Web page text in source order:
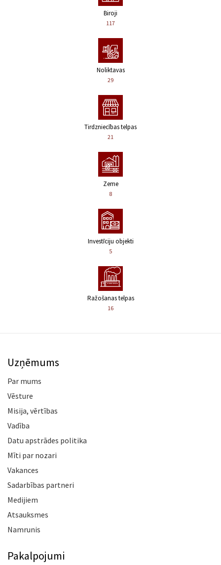
Biroji
117
Noliktavas
29
Tirdzniecības telpas
21
Zeme
8
Investīciju objekti
5
Ražošanas telpas
16
Uzņēmums
Par mums
Vēsture
Misija, vērtības
Vadība
Datu apstrādes politika
Mīti par nozari
Vakances
Sadarbības partneri
Medijiem
Atsauksmes
Namrunis
Pakalpojumi